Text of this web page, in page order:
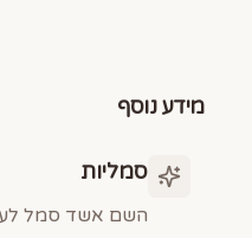
מידע נוסף
סמליות
השם אשד סמל